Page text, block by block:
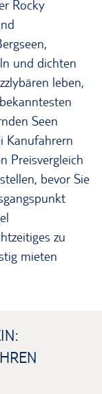
Rocky
und dichten
leben,
Seen
Kanufahrern
Preisvergleich
bevor Sie
zu
mieten